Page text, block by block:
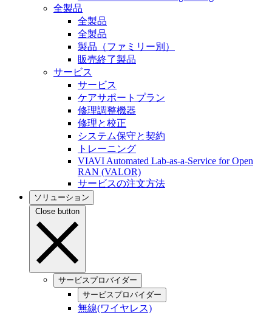
全製品
全製品
全製品
製品（ファミリー別）
販売終了製品
サービス
サービス
ケアサポートプラン
修理調整機器
修理と校正
システム保守と契約
トレーニング
VIAVI Automated Lab-as-a-Service for Open
RAN (VALOR)
サービスの注文方法
ソリューション
Close button
サービスプロバイダー
サービスプロバイダー
無線(ワイヤレス)